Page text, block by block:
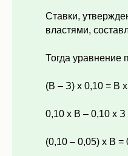
Ставки,
властями,
Тогда уравнение
(В – З) х 0,10 = В
0,10 х В – 0,10 х З
(0,10 – 0,05) х В =